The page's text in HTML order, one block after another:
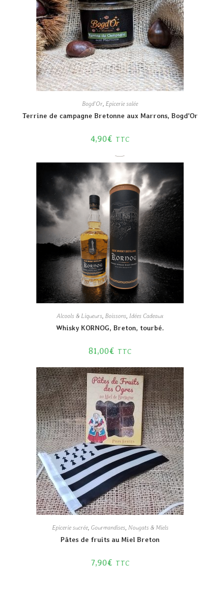
Bogd'Or, Epicerie salée
Terrine de campagne Bretonne aux Marrons, Bogd’Or
4,90€ TTC
Alcools & Liqueurs, Boissons, Idées Cadeaux
Whisky KORNOG, Breton, tourbé.
81,00€ TTC
Epicerie sucrée, Gourmandises, Nougats & Miels
Pâtes de fruits au Miel Breton
7,90€ TTC